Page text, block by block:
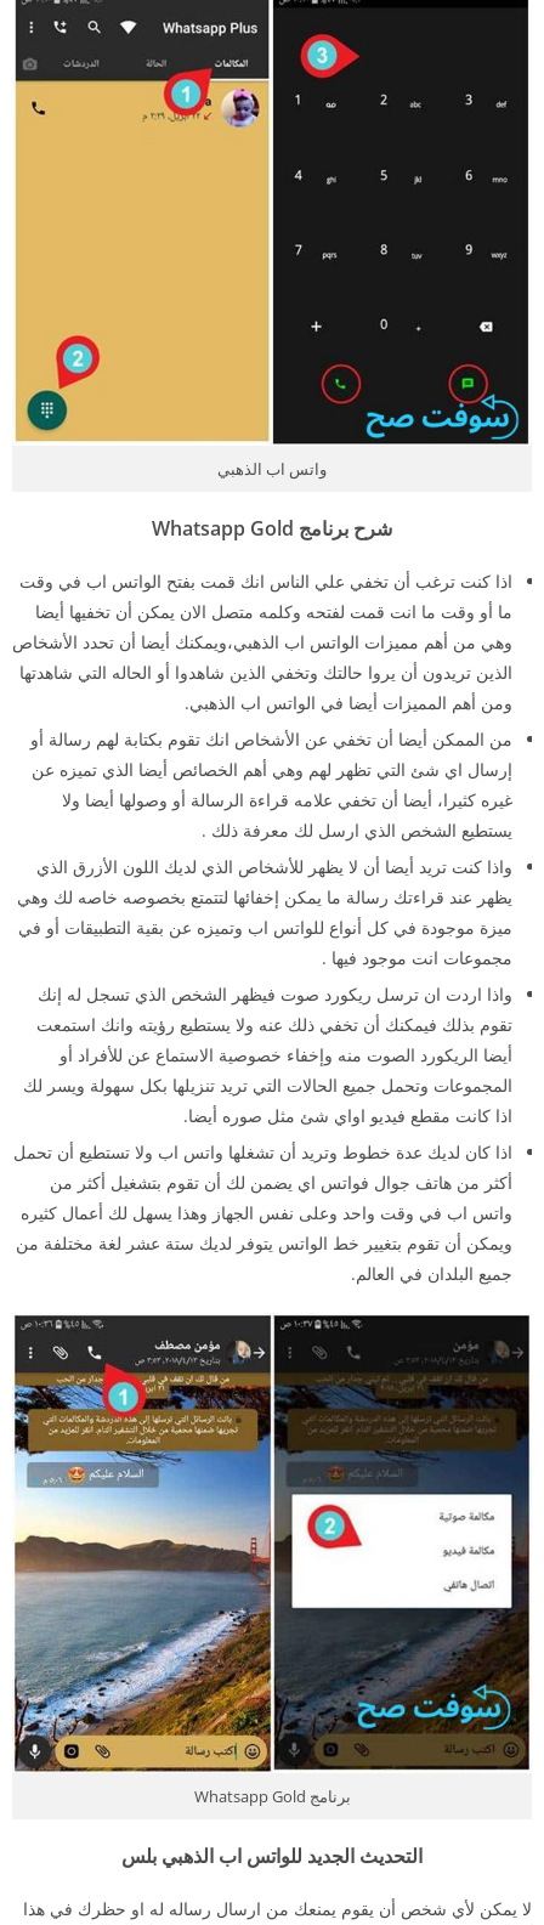
واتس اب الذهبي
شرح برنامج Whatsapp Gold
اذا كنت ترغب أن تخفي علي الناس انك قمت بفتح الواتس اب في وقت
ما أو وقت ما انت قمت لفتحه وكلمه متصل الان يمكن أن تخفيها أيضا
وهي من أهم مميزات الواتس اب الذهبي،ويمكنك أيضا أن تحدد الأشخاص
الذين تريدون أن يروا حالتك وتخفي الذين شاهدوا أو الحاله التي شاهدتها
ومن أهم المميزات أيضا في الواتس اب الذهبي.
من الممكن أيضا أن تخفي عن الأشخاص انك تقوم بكتابة لهم رسالة أو
إرسال اي شئ التي تظهر لهم وهي أهم الخصائص أيضا الذي تميزه عن
غيره كثيرا، أيضا أن تخفي علامه قراءة الرسالة أو وصولها أيضا ولا
يستطيع الشخص الذي ارسل لك معرفة ذلك .
واذا كنت تريد أيضا أن لا يظهر للأشخاص الذي لديك اللون الأزرق الذي
يظهر عند قراءتك رسالة ما يمكن إخفائها لتتمتع بخصوصه خاصه لك وهي
ميزة موجودة في كل أنواع للواتس اب وتميزه عن بقية التطبيقات أو في
مجموعات انت موجود فيها .
واذا اردت ان ترسل ريكورد صوت فيظهر الشخص الذي تسجل له إنك
تقوم بذلك فيمكنك أن تخفي ذلك عنه ولا يستطيع رؤيته وانك استمعت
أيضا الريكورد الصوت منه وإخفاء خصوصية الاستماع عن للأفراد أو
المجموعات وتحمل جميع الحالات التي تريد تنزيلها بكل سهولة ويسر لك
اذا كانت مقطع فيديو اواي شئ مثل صوره أيضا.
اذا كان لديك عدة خطوط وتريد أن تشغلها واتس اب ولا تستطيع أن تحمل
أكثر من هاتف جوال فواتس اي يضمن لك أن تقوم بتشغيل أكثر من
واتس اب في وقت واحد وعلى نفس الجهاز وهذا يسهل لك أعمال كثيره
ويمكن أن تقوم بتغيير خط الواتس يتوفر لديك ستة عشر لغة مختلفة من
جميع البلدان في العالم.
برنامج Whatsapp Gold
التحديث الجديد للواتس اب الذهبي بلس
لا يمكن لأي شخص أن يقوم يمنعك من ارسال رساله له او حظرك في هذا